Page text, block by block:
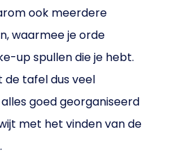
ook meerdere
waarmee je orde
up spullen die je hebt.
de tafel dus veel
goed georganiseerd
met het vinden van de